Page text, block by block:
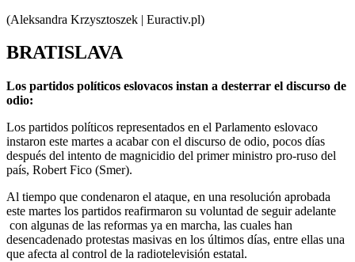
(Aleksandra Krzysztoszek | Euractiv.pl)
BRATISLAVA
Los partidos políticos eslovacos instan a desterrar el discurso de
odio:
Los partidos políticos representados en el Parlamento eslovaco
instaron este martes a acabar con el discurso de odio, pocos días
después del intento de magnicidio del primer ministro pro-ruso del
país, Robert Fico (Smer).
Al tiempo que condenaron el ataque, en una resolución aprobada
este martes los partidos reafirmaron su voluntad de seguir adelante
con algunas de las reformas ya en marcha, las cuales han
desencadenado protestas masivas en los últimos días, entre ellas una
que afecta al control de la radiotelevisión estatal.